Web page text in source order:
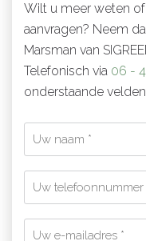
Wilt u meer weten
aanvragen? Neem
Marsman van
Telefonisch via 06 -
onderstaande